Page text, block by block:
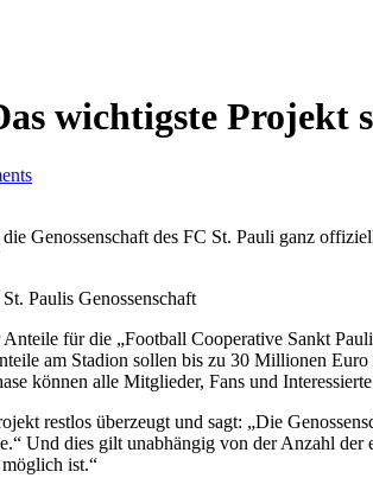
wichtigste Projekt
Genossenschaft des FC St. Pauli ganz
Paulis Genossenschaft
für die „Football Cooperative Sankt
am Stadion sollen bis zu 30 Millionen
können alle Mitglieder, Fans und
restlos überzeugt und sagt: „Die
Und dies gilt unabhängig von der Anzahl
ist.“